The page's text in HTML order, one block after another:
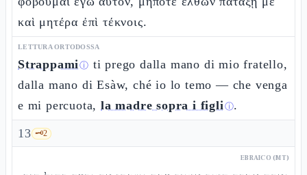
καὶ μητέρα ἐπὶ τέκνοις.
LETTURA ORTODOSSA
Strappamiⓘ ti prego dalla mano di mio fratello,
dalla mano di Esàw, ché io lo temo — che venga
e mi percuota,la madre sopra i figliⓘ.
13 🗝️2
EBRAICO (MT)